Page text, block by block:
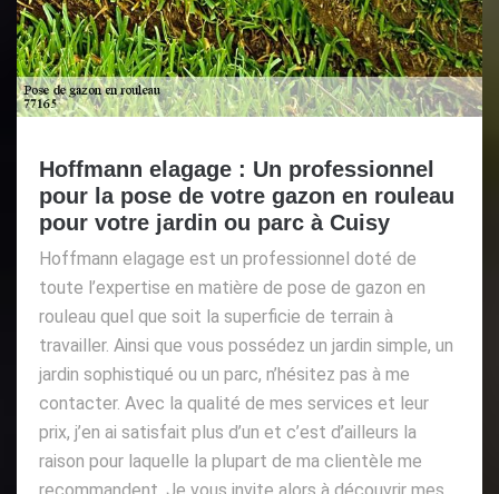
Hoffmann elagage : Un professionnel
pour la pose de votre gazon en rouleau
pour votre jardin ou parc à Cuisy
Hoffmann elagage est un professionnel doté de
toute l’expertise en matière de pose de gazon en
rouleau quel que soit la superficie de terrain à
travailler. Ainsi que vous possédez un jardin simple, un
jardin sophistiqué ou un parc, n’hésitez pas à me
contacter. Avec la qualité de mes services et leur
prix, j’en ai satisfait plus d’un et c’est d’ailleurs la
raison pour laquelle la plupart de ma clientèle me